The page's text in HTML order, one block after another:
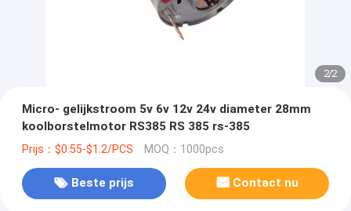
2/2
Micro- gelijkstroom 5v 6v 12v 24v diameter 28mm
koolborstelmotor RS385 RS 385 rs-385
Prijs：$0.55-$1.2/PCS MOQ：1000pcs
Beste prijs Contact nu